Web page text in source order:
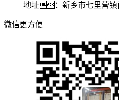
地址：新乡市七里营镇
微信更方便